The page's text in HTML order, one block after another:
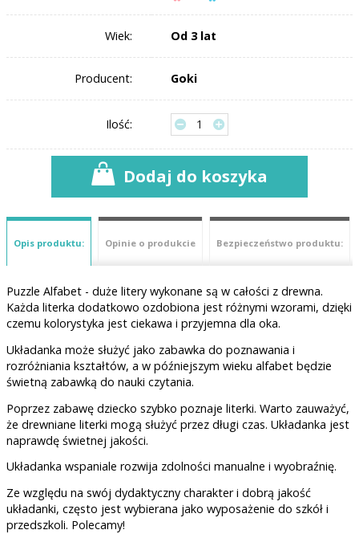
Wiek: Od 3 lat
Producent: Goki
Ilość:
Dodaj do koszyka
Opis produktu: Opinie o produkcie Bezpieczeństwo produktu:
Puzzle Alfabet - duże litery wykonane są w całości z drewna.
Każda literka dodatkowo ozdobiona jest różnymi wzorami, dzięki
czemu kolorystyka jest ciekawa i przyjemna dla oka.
Układanka może służyć jako zabawka do poznawania i
rozróżniania kształtów, a w późniejszym wieku alfabet będzie
świetną zabawką do nauki czytania.
Poprzez zabawę dziecko szybko poznaje literki. Warto zauważyć,
że drewniane literki mogą służyć przez długi czas. Układanka jest
naprawdę świetnej jakości.
Układanka wspaniale rozwija zdolności manualne i wyobraźnię.
Ze względu na swój dydaktyczny charakter i dobrą jakość
układanki, często jest wybierana jako wyposażenie do szkół i
przedszkoli. Polecamy!